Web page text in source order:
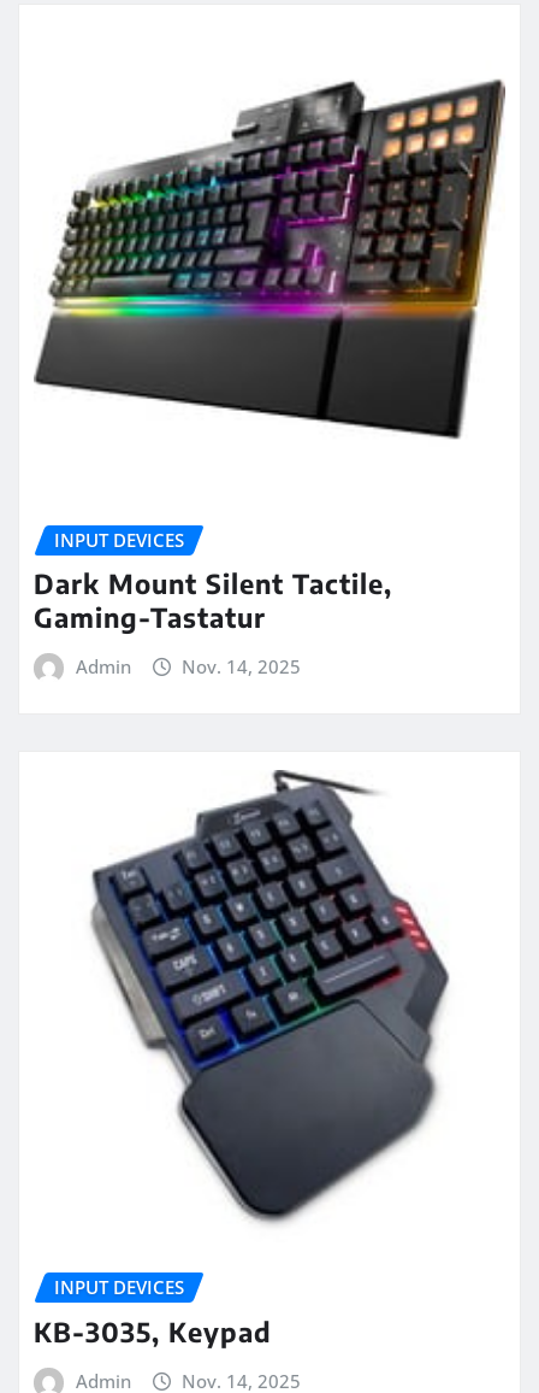
INPUT DEVICES
Dark Mount Silent Tactile,
Gaming-Tastatur
Admin Nov. 14, 2025
INPUT DEVICES
KB-3035, Keypad
Admin Nov. 14, 2025